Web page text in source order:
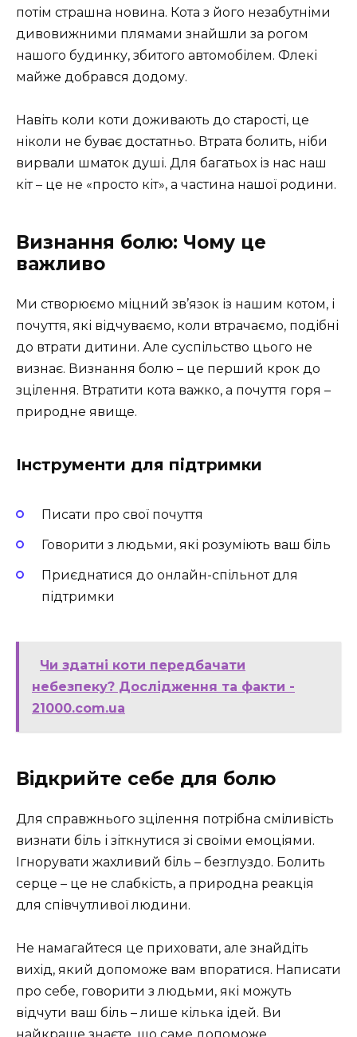
потім страшна новина. Кота з його незабутніми
дивовижними плямами знайшли за рогом
нашого будинку, збитого автомобілем. Флекі
майже добрався додому.
Навіть коли коти доживають до старості, це
ніколи не буває достатньо. Втрата болить, ніби
вирвали шматок душі. Для багатьох із нас наш
кіт – це не «просто кіт», а частина нашої родини.
Визнання болю: Чому це
важливо
Ми створюємо міцний зв’язок із нашим котом, і
почуття, які відчуваємо, коли втрачаємо, подібні
до втрати дитини. Але суспільство цього не
визнає. Визнання болю – це перший крок до
зцілення. Втратити кота важко, а почуття горя –
природне явище.
Інструменти для підтримки
Писати про свої почуття
Говорити з людьми, які розуміють ваш біль
Приєднатися до онлайн-спільнот для
підтримки
Чи здатні коти передбачати
небезпеку? Дослідження та факти -
21000.com.ua
Відкрийте себе для болю
Для справжнього зцілення потрібна сміливість
визнати біль і зіткнутися зі своїми емоціями.
Ігнорувати жахливий біль – безглуздо. Болить
серце – це не слабкість, а природна реакція
для співчутливої людини.
Не намагайтеся це приховати, але знайдіть
вихід, який допоможе вам впоратися. Написати
про себе, говорити з людьми, які можуть
відчути ваш біль – лише кілька ідей. Ви